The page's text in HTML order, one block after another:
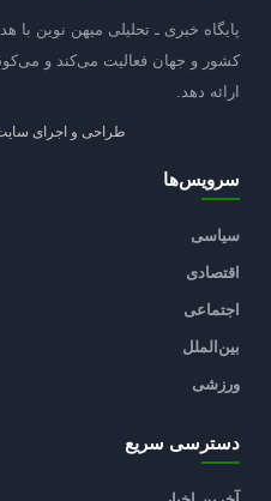
پایگاه خبری ـ تحلیلی میهن نوین با
کشور و جهان فعالیت می‌کند و
ارائه دهد.
طراحی و اجرای
سرویس‌ها
سیاسی
اقتصادی
اجتماعی
بین‌الملل
ورزشی
دسترسی سریع